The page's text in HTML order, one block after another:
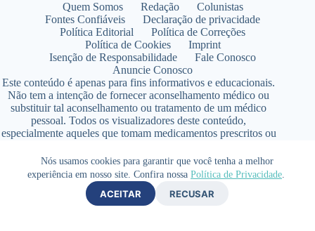
Nós usamos cookies para garantir que você tenha a melhor
experiência em nosso site. Confira nossa Política de Privacidade.
ACEITAR RECUSAR
Quem Somos Redação
Colunistas
Fontes Confiáveis
Declaração de privacidade
Política Editorial
Política de Correções
Política de Cookies
Imprint
Isenção de Responsabilidade
Fale Conosco
Anuncie Conosco
Este conteúdo é apenas para fins informativos e educacionais.
Não tem a intenção de fornecer aconselhamento médico ou
substituir tal aconselhamento ou tratamento de um médico
pessoal. Todos os visualizadores deste conteúdo,
especialmente aqueles que tomam medicamentos prescritos ou
qualquer programa de nutrição, suplementação ou estilo de
vida.
Copyright © 2026 - SaúdeLAB.com pertence ao grupo
VKCF Soluções Digitais Ltda - CNPJ n° 43.726.917/0001-80